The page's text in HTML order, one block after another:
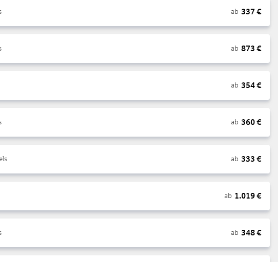
ab 337 €
ab 873 €
ab 354€
ab 360€
ab 333 €
ab 1.019€
ab 348€